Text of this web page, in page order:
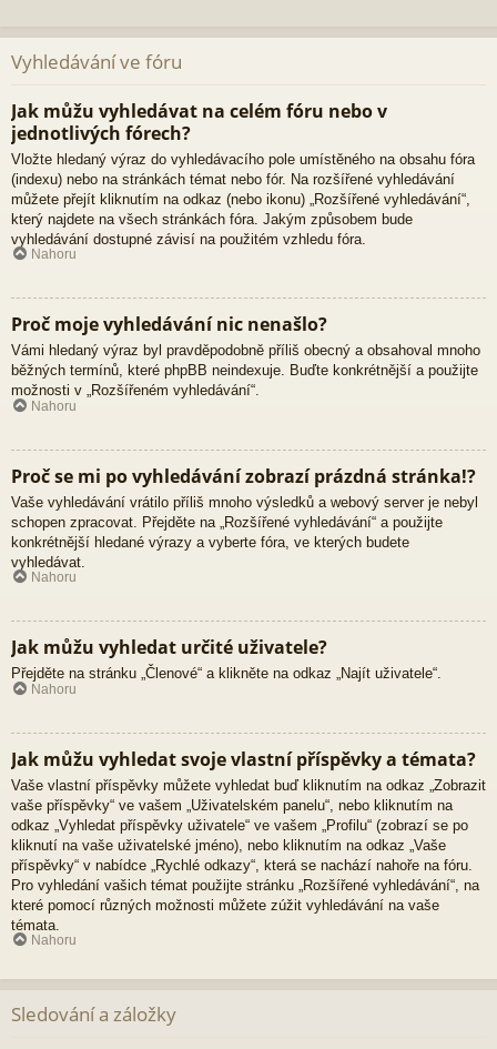
Vyhledávání ve fóru
Jak můžu vyhledávat na celém fóru nebo v
jednotlivých fórech?
Vložte hledaný výraz do vyhledávacího pole umístěného na obsahu fóra
(indexu) nebo na stránkách témat nebo fór. Na rozšířené vyhledávání
můžete přejít kliknutím na odkaz (nebo ikonu) „Rozšířené vyhledávání“,
který najdete na všech stránkách fóra. Jakým způsobem bude
vyhledávání dostupné závisí na použitém vzhledu fóra.
Nahoru
Proč moje vyhledávání nic nenašlo?
Vámi hledaný výraz byl pravděpodobně příliš obecný a obsahoval mnoho
běžných termínů, které phpBB neindexuje. Buďte konkrétnější a použijte
možnosti v „Rozšířeném vyhledávání“.
Nahoru
Proč se mi po vyhledávání zobrazí prázdná stránka!?
Vaše vyhledávání vrátilo příliš mnoho výsledků a webový server je nebyl
schopen zpracovat. Přejděte na „Rozšířené vyhledávání“ a použijte
konkrétnější hledané výrazy a vyberte fóra, ve kterých budete
vyhledávat.
Nahoru
Jak můžu vyhledat určité uživatele?
Přejděte na stránku „Členové“ a klikněte na odkaz „Najít uživatele“.
Nahoru
Jak můžu vyhledat svoje vlastní příspěvky a témata?
Vaše vlastní příspěvky můžete vyhledat buď kliknutím na odkaz „Zobrazit
vaše příspěvky“ ve vašem „Uživatelském panelu“, nebo kliknutím na
odkaz „Vyhledat příspěvky uživatele“ ve vašem „Profilu“ (zobrazí se po
kliknutí na vaše uživatelské jméno), nebo kliknutím na odkaz „Vaše
příspěvky“ v nabídce „Rychlé odkazy“, která se nachází nahoře na fóru.
Pro vyhledání vašich témat použijte stránku „Rozšířené vyhledávání“, na
které pomocí různých možnosti můžete zúžit vyhledávání na vaše
témata.
Nahoru
Sledování a záložky